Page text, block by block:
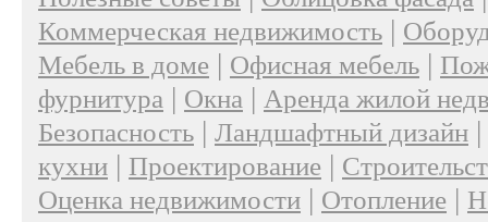
Коммерческая недвижимость |
Мебель в доме | Офисная мебель |
фурнитура | Окна | Аренда жилой
Безопасность | Ландшафтный дизайн |
кухни | Проектирование |
Оценка недвижимости | Отопление |